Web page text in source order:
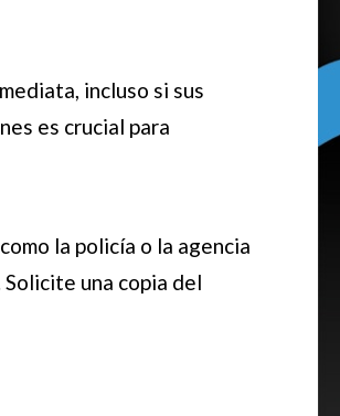
incluso si sus
es crucial para
la policía o la agencia
una copia del